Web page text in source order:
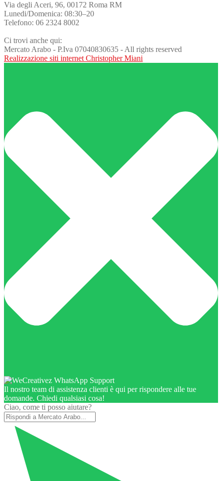
Via degli Aceri, 96, 00172 Roma RM
Lunedi/Domenica: 08:30–20
Telefono: 06 2324 8002
Ci trovi anche qui:
Mercato Arabo - P.Iva 07040830635 - All rights reserved
Realizzazione siti internet Christopher Miani
Il nostro team di assistenza clienti è qui per rispondere alle tue
domande. Chiedi qualsiasi cosa!
Ciao, come ti posso aiutare?